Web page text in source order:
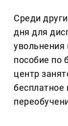
Среди
дня для
увольнения
пособие по
центр
бесплатное